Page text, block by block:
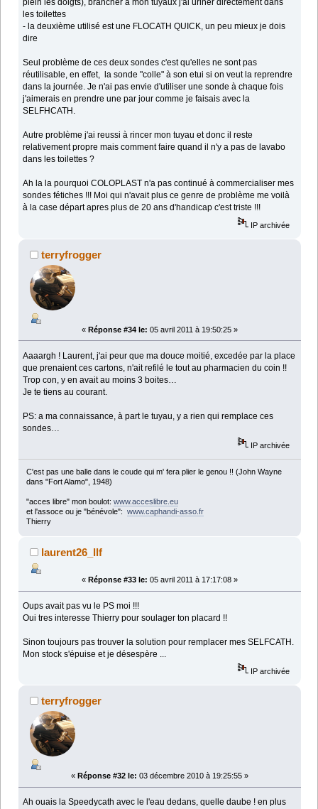
plein les doigts), brancher à mon tuyaux j'ai uriner directement dans
les toilettes
- la deuxième utilisé est une FLOCATH QUICK, un peu mieux je dois
dire
Seul problème de ces deux sondes c'est qu'elles ne sont pas
réutilisable, en effet, la sonde "colle" à son etui si on veut la reprendre
dans la journée. Je n'ai pas envie d'utiliser une sonde à chaque fois
j'aimerais en prendre une par jour comme je faisais avec la
SELFHCATH.
Autre problème j'ai reussi à rincer mon tuyau et donc il reste
relativement propre mais comment faire quand il n'y a pas de lavabo
dans les toilettes ?
Ah la la pourquoi COLOPLAST n'a pas continué à commercialiser mes
sondes fétiches !!! Moi qui n'avait plus ce genre de problème me voilà
à la case départ apres plus de 20 ans d'handicap c'est triste !!!
IP archivée
terryfrogger
« Réponse #34 le: 05 avril 2011 à 19:50:25 »
Aaaargh ! Laurent, j'ai peur que ma douce moitié, excedée par la place
que prenaient ces cartons, n'ait refilé le tout au pharmacien du coin !!
Trop con, y en avait au moins 3 boites…
Je te tiens au courant.
PS: a ma connaissance, à part le tuyau, y a rien qui remplace ces
sondes…
IP archivée
C'est pas une balle dans le coude qui m' fera plier le genou !! (John Wayne
dans "Fort Alamo", 1948)
"acces libre" mon boulot: www.acceslibre.eu
et l'assoce ou je "bénévole": www.caphandi-asso.fr
Thierry
laurent26_llf
« Réponse #33 le: 05 avril 2011 à 17:17:08 »
Oups avait pas vu le PS moi !!!
Oui tres interesse Thierry pour soulager ton placard !!
Sinon toujours pas trouver la solution pour remplacer mes SELFCATH.
Mon stock s'épuise et je désespère ...
IP archivée
terryfrogger
« Réponse #32 le: 03 décembre 2010 à 19:25:55 »
Ah ouais la Speedycath avec le l'eau dedans, quelle daube ! en plus